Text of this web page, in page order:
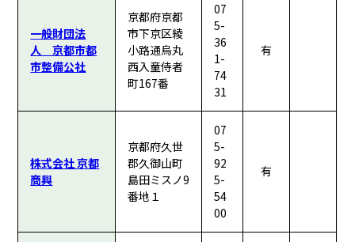
一般財団法
人 京都市都
市整備公社
京都府京都
市下京区綾
小路通烏丸
西入童侍者
町167番
07
5-
36
1-
74
31
有
株式会社 京都
商興
京都府久世
郡久御山町
島田ミスノ9
番地１
07
5-
92
5-
54
00
有